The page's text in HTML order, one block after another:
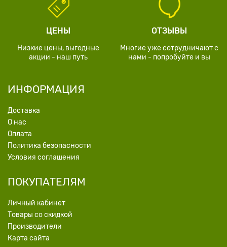
ЦЕНЫ
Низкие цены, выгодные
акции - наш путь
ОТЗЫВЫ
Многие уже сотрудничают с
нами - попробуйте и вы
ИНФОРМАЦИЯ
Доставка
О нас
Оплата
Политика безопасности
Условия соглашения
ПОКУПАТЕЛЯМ
Личный кабинет
Товары со скидкой
Производители
Карта сайта